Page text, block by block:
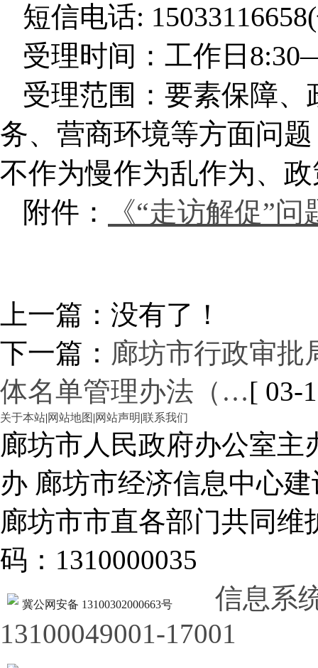
短信电话:
受理时间：工作日
受理范围：要素保障
务、营商环境等方面问
不作为慢作为乱作为、
附件：
《“走访解促”
上一篇：没有了！
下一篇： 廊坊市行政审批
体名单管理办法（…[ 03-
关于本站|网站地图 |网站声明|联系我们
廊坊市人民政府办公室
办 廊坊市经济信息中心建
廊坊市市直各部门共同
码：1310000035
冀公网安备 13100302000663号
信息系
13100049001-17001